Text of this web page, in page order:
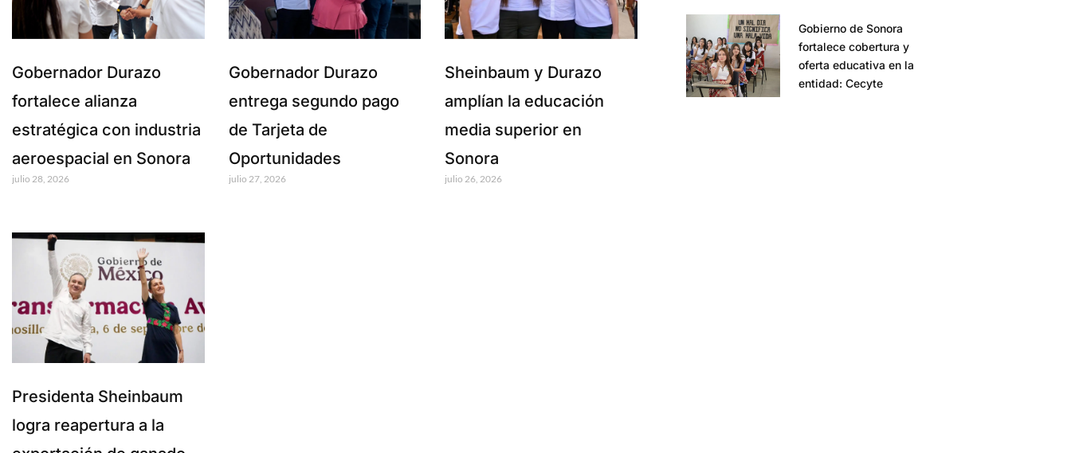
Gobernador Durazo
fortalece alianza
estratégica con industria
aeroespacial en Sonora
julio 28, 2026
Gobernador Durazo
entrega segundo pago
de Tarjeta de
Oportunidades
julio 27, 2026
Sheinbaum y Durazo
amplían la educación
media superior en
Sonora
julio 26, 2026
Presidenta Sheinbaum
logra reapertura a la
Gobierno de Sonora
fortalece cobertura y
oferta educativa en la
entidad: Cecyte